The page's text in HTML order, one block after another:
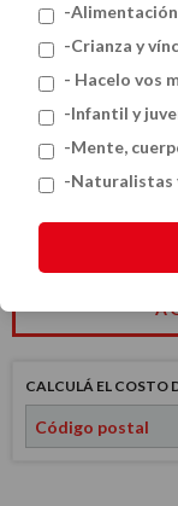
CALCULÁ EL COSTO
-
-Crianza y
- Hacelo vos
-Infantil y
-Mente,
-Naturalistas